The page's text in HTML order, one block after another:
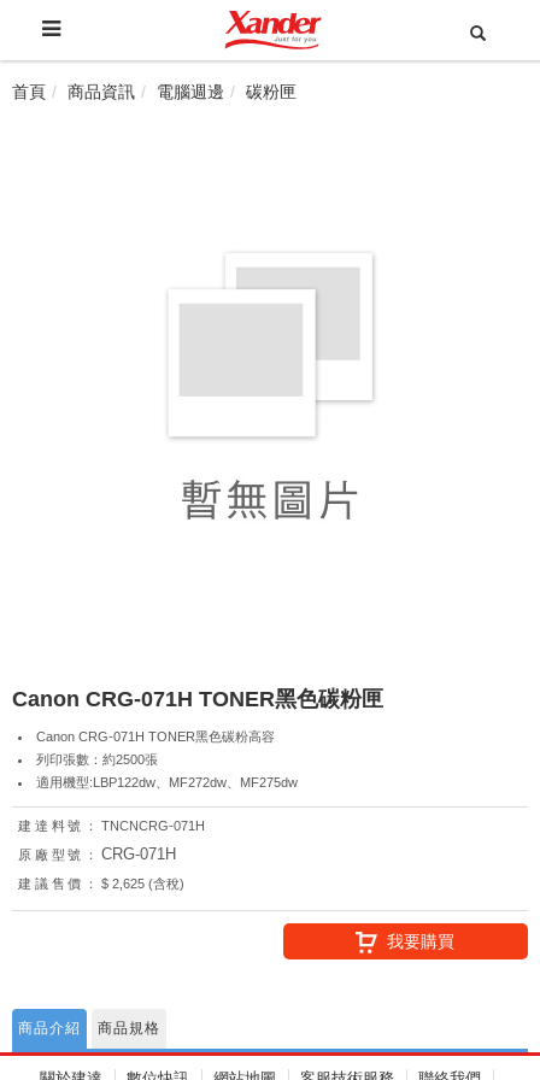
首頁 商品資訊 電腦週邊 碳粉匣
Canon CRG-071H TONER黑色碳粉匣
Canon CRG-071H TONER黑色碳粉高容
列印張數：約2500張
適用機型:LBP122dw、MF272dw、MF275dw
建達料號：
TNCNCRG-071H
原廠型號：
CRG-071H
建議售價： $ 2,625 (含稅)
我要購買
商品介紹 商品規格